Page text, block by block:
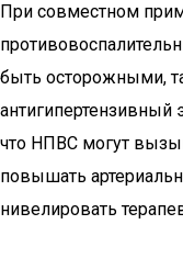
При совместном
быть осторожными,
антигипертензивный
что НПВС могут
повышать
нивелировать